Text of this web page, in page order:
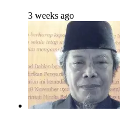
3 weeks ago